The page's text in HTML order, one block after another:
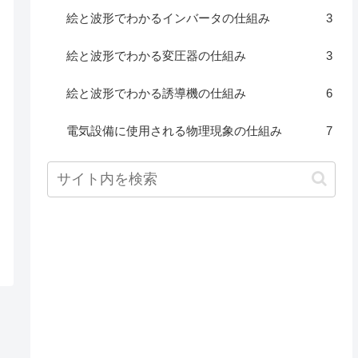
絵と波形でわかるインバータの仕組み 3
絵と波形でわかる変圧器の仕組み 3
絵と波形でわかる誘導機の仕組み 6
電気設備に使用される物理現象の仕組み 7